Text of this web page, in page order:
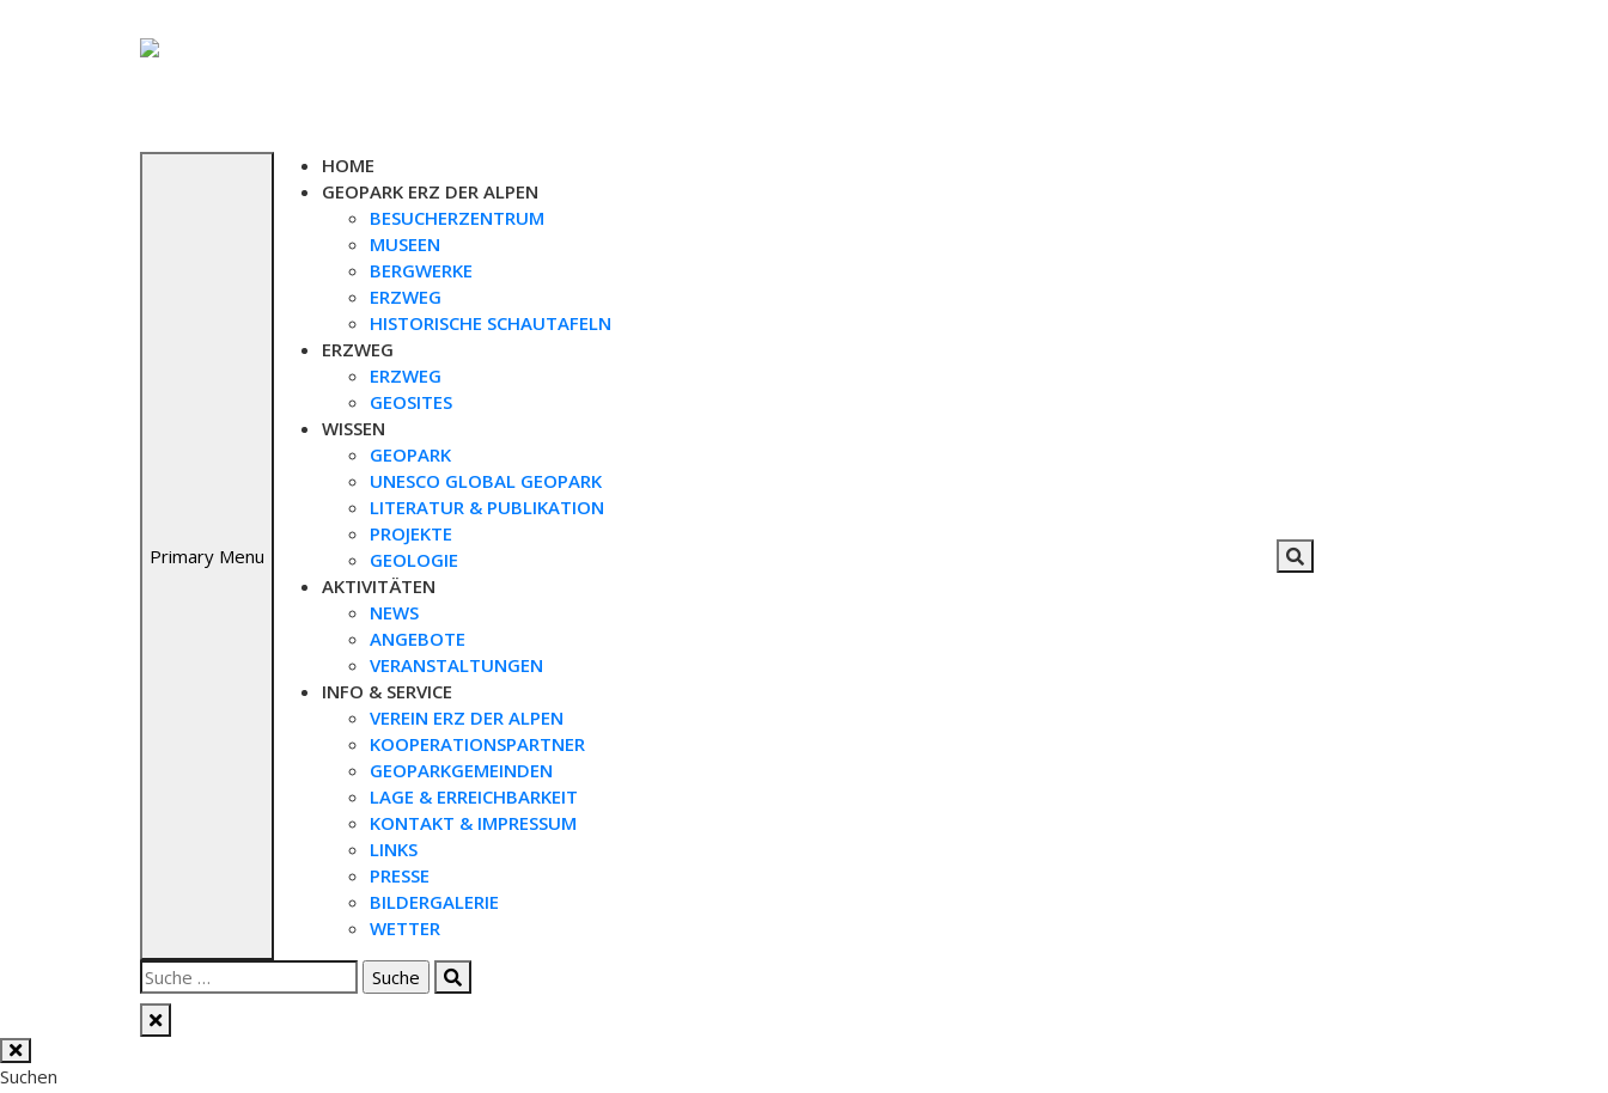
Primary Menu
HOME
GEOPARK ERZ DER ALPEN
BESUCHERZENTRUM
MUSEEN
BERGWERKE
ERZWEG
HISTORISCHE SCHAUTAFELN
ERZWEG
ERZWEG
GEOSITES
WISSEN
GEOPARK
UNESCO GLOBAL GEOPARK
LITERATUR & PUBLIKATION
PROJEKTE
GEOLOGIE
AKTIVITÄTEN
NEWS
ANGEBOTE
VERANSTALTUNGEN
INFO & SERVICE
VEREIN ERZ DER ALPEN
KOOPERATIONSPARTNER
GEOPARKGEMEINDEN
LAGE & ERREICHBARKEIT
KONTAKT & IMPRESSUM
LINKS
PRESSE
BILDERGALERIE
WETTER
Suche
nach:
Suchen